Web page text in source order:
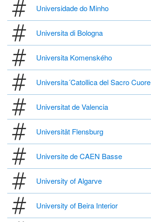
Universidade do Minho
Universita di Bologna
Universita Komenského
Universita´Catollica del Sacro Cuore
Universitat de Valencia
Universität Flensburg
Universite de CAEN Basse
University of Algarve
University of Beira Interior